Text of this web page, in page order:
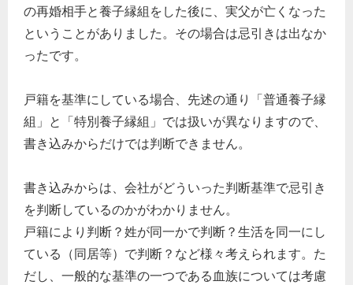
の再婚相手と養子縁組をした後に、実父が亡くなった
ということがありました。その場合は忌引きは出なか
ったです。
戸籍を基準にしている場合、先述の通り「普通養子縁
組」と「特別養子縁組」では扱いが異なりますので、
書き込みからだけでは判断できません。
書き込みからは、会社がどういった判断基準で忌引き
を判断しているのかがわかりません。
戸籍により判断？姓が同一かで判断？生活を同一にし
ている（同居等）で判断？など様々考えられます。た
だし、一般的な基準の一つである血族については考慮
経営の知恵
次へ